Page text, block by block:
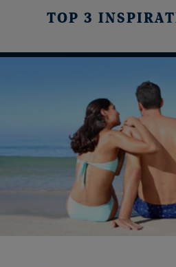
TOP 3